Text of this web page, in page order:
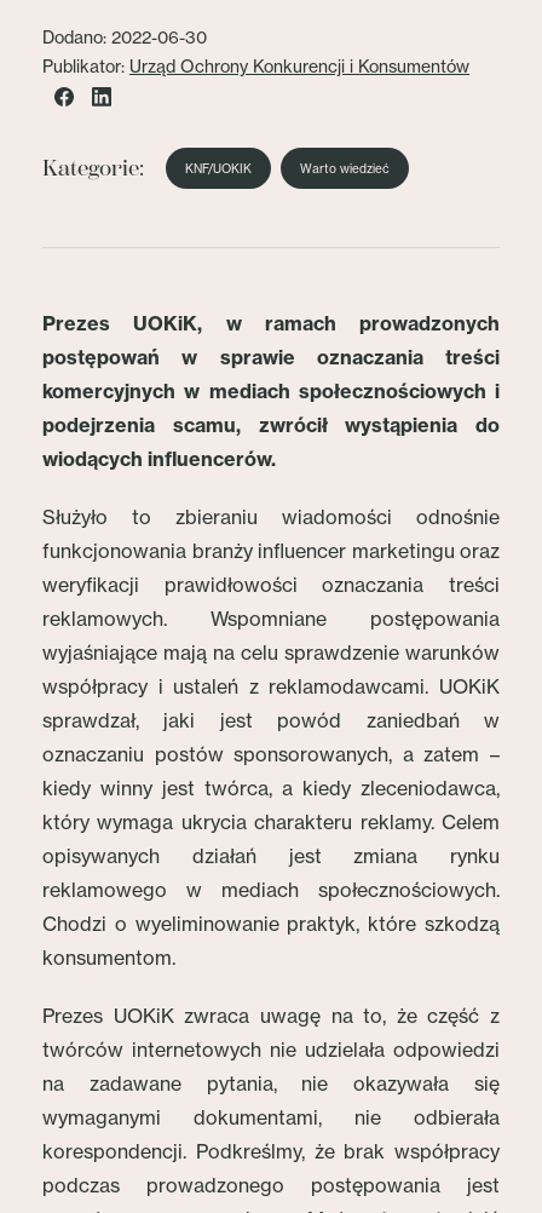
Dodano: 2022-06-30
Publikator: Urząd Ochrony Konkurencji i Konsumentów
Kategorie: KNF/UOKIK Warto wiedzieć
Prezes UOKiK, w ramach prowadzonych
postępowań w sprawie oznaczania treści
komercyjnych w mediach społecznościowych i
podejrzenia scamu, zwrócił wystąpienia do
wiodących influencerów.
Służyło to zbieraniu wiadomości odnośnie
funkcjonowania branży influencer marketingu oraz
weryfikacji prawidłowości oznaczania treści
reklamowych. Wspomniane postępowania
wyjaśniające mają na celu sprawdzenie warunków
współpracy i ustaleń z reklamodawcami. UOKiK
sprawdzał, jaki jest powód zaniedbań w
oznaczaniu postów sponsorowanych, a zatem –
kiedy winny jest twórca, a kiedy zleceniodawca,
który wymaga ukrycia charakteru reklamy. Celem
opisywanych działań jest zmiana rynku
reklamowego w mediach społecznościowych.
Chodzi o wyeliminowanie praktyk, które szkodzą
konsumentom.
Prezes UOKiK zwraca uwagę na to, że część z
twórców internetowych nie udzielała odpowiedzi
na zadawane pytania, nie okazywała się
wymaganymi dokumentami, nie odbierała
korespondencji. Podkreślmy, że brak współpracy
podczas prowadzonego postępowania jest